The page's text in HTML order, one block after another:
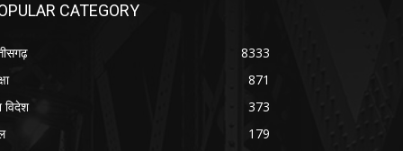
CATEGORY
8333
871
विदेश
373
179